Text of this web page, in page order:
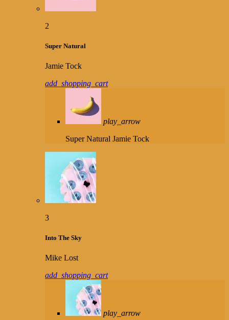
2
Super Natural
Jamie Tock
add_shopping_cart
play_arrow
Super Natural Jamie Tock
3
Into The Sky
Mike Lost
add_shopping_cart
play_arrow